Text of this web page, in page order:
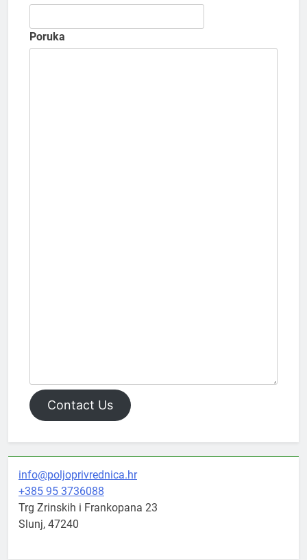
Poruka
Contact Us
info@poljoprivrednica.hr
+385 95 3736088
Trg Zrinskih i Frankopana 23
Slunj, 47240